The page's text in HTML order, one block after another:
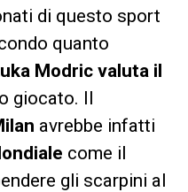
di questo sport
quanto
Modric valuta il
giocato. Il
avrebbe infatti
come il
gli scarpini al